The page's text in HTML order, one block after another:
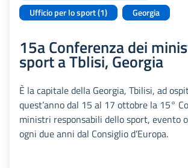
Ufficio per lo sport (1)
Georgia
15a Conferenza dei
sport a Tblisi, Georgia
È la capitale della Georgia, Tbilisi, ad
quest’anno dal 15 al 17 ottobre la 15°
ministri responsabili dello sport, evento
ogni due anni dal Consiglio d’Europa.